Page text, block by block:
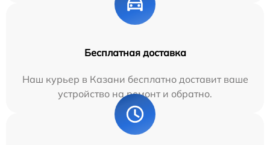
Бесплатная доставка
Наш курьер в Казани бесплатно доставит ваше
устройство на ремонт и обратно.